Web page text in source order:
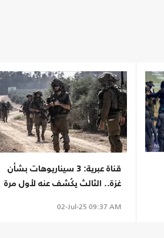
قناة عبرية: 3 سيناريوهات بشأن
غزة.. الثالث يكُشف عنه لأول مرة
02-Jul-25 09:37 AM